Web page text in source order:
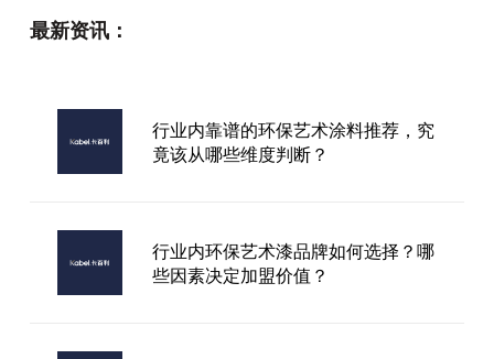
最新资讯：
行业内靠谱的环保艺术涂料推荐，究
竟该从哪些维度判断？
行业内环保艺术漆品牌如何选择？哪
些因素决定加盟价值？